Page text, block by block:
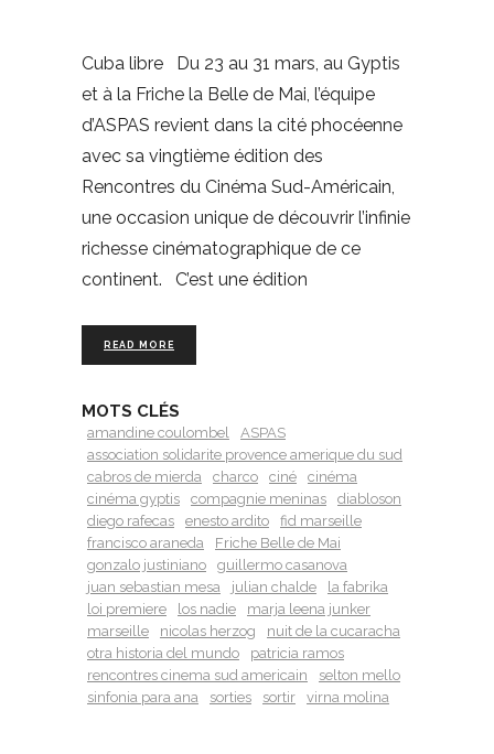
Cuba libre Du 23 au 31 mars, au Gyptis
et à la Friche la Belle de Mai, l’équipe
d’ASPAS revient dans la cité phocéenne
avec sa vingtième édition des
Rencontres du Cinéma Sud-Américain,
une occasion unique de découvrir l’infinie
richesse cinématographique de ce
continent. C’est une édition
READ MORE
MOTS CLÉS
amandine coulombel
ASPAS
association solidarite provence amerique du sud
cabros de mierda
charco ciné
cinéma
cinéma gyptis
compagnie meninas
diabloson
diego rafecas
enesto ardito
fid marseille
francisco araneda
Friche Belle de Mai
gonzalo justiniano
guillermo casanova
juan sebastian mesa
julian chalde
la fabrika
loi premiere
los nadie
marja leena junker
marseille
nicolas herzog
nuit de la cucaracha
otra historia del mundo
patricia ramos
rencontres cinema sud americain
selton mello
sinfonia para ana
sorties sortir virna molina